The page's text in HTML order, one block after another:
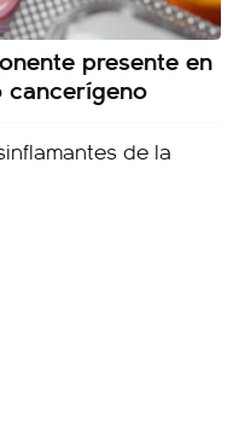
presente en